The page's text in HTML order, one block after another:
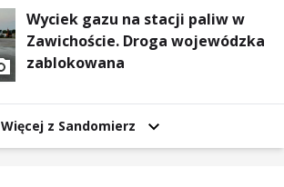
Wyciek gazu na stacji paliw w
Zawichoście. Droga wojewódzka
zablokowana
Więcej z Sandomierz